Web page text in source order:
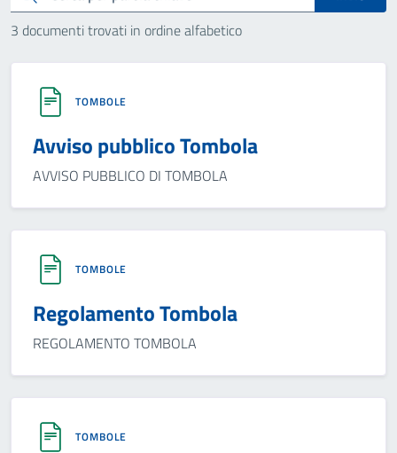
3 documenti trovati in ordine alfabetico
TOMBOLE
Avviso pubblico Tombola
AVVISO PUBBLICO DI TOMBOLA
TOMBOLE
Regolamento Tombola
REGOLAMENTO TOMBOLA
TOMBOLE